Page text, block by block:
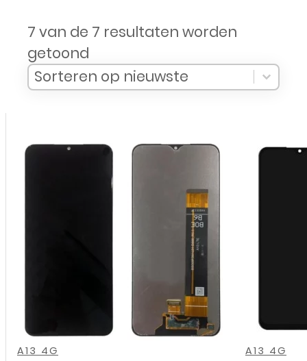
7 van de 7 resultaten worden
getoond
Sort Products
Sort content
Sorteren op nieuwste
Sort content
,,
A13 4G
A13 4G